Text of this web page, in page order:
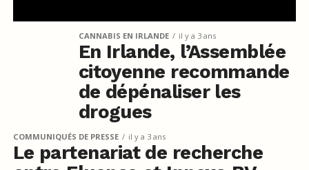
CANNABIS EN IRLANDE il y a 3 ans
En Irlande, l’Assemblée
citoyenne recommande
de dépénaliser les
drogues
COMMUNIQUÉS DE PRESSE il y a 3 ans
Le partenariat de recherche